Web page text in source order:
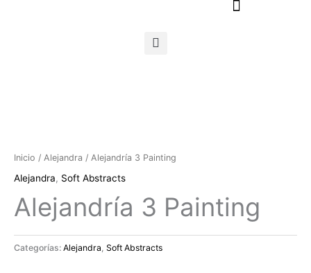
Inicio / Alejandra / Alejandría 3 Painting
Alejandra, Soft Abstracts
Alejandría 3 Painting
Categorías: Alejandra Soft Abstracts